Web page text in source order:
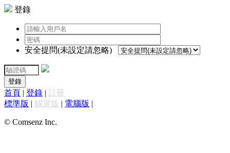
登錄
安全提問(未設定請忽略)
登錄
首頁 | 登錄 | 註冊
標準版 | 觸屏版 | 電腦版 |
© Comsenz Inc.